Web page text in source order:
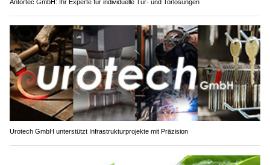
Antortec GmbH: Ihr Experte für individuelle Tür- und Torlösungen
Urotech GmbH unterstützt Infrastrukturprojekte mit Präzision